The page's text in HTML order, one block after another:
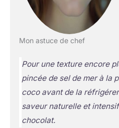
Mon astuce de chef
Pour une texture encore
pincée de sel de mer à la
coco avant de la
saveur naturelle et
chocolat.